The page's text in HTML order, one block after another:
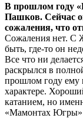
В прошлом году
Пашков. Сейчас
сожаления, что
Сожаления нет. С
быть, где-то он
Все что ни
раскрылся в
прошлом году ему
характере.
катанием, но
«Мамонтах Югры»